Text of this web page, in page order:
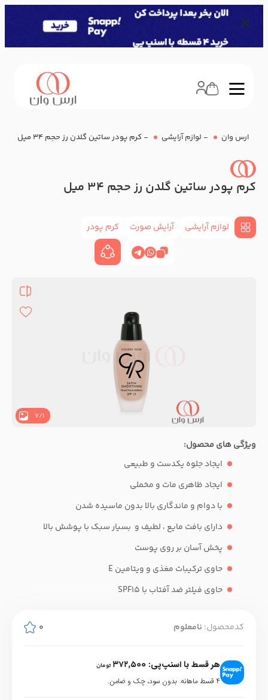
ارس وان - لوازم آرایشی - کرم پودر ساتین گلدن رز حجم 34 میل
کرم پودر ساتین گلدن رز حجم 34 میل
لوازم آرایشی آرایش صورت کرم پودر
1
/
7
ویژگی های محصول:
ایجاد جلوه یکدست و طبیعی
ایجاد ظاهری مات و مخملی
با دوام و ماندگاری بالا بدون ماسیده شدن
دارای بافت مایع ، لطیف و بسیار سبک با پوشش بالا
پخش آسان بر روی پوست
حاوی ترکیبات مغذی و ویتامین E
حاوی فیلتر ضد آفتاب با SPF15
کدمحصول: نامعلوم 0
هر قسط با اسنپ‌پی: 372,500 تومان
۴ قسط ماهانه. بدون سود، چک و ضامن.